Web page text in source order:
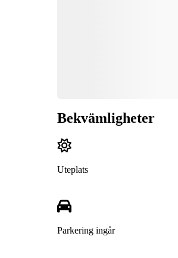
Bekvämligheter
Uteplats
Parkering ingår